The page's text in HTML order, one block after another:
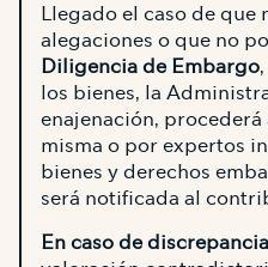
Llegado el caso de que
alegaciones o que no
Diligencia de Embargo
los bienes, la
enajenación,
misma o por expertos
bienes y derechos
será notificada al
En caso de discrepancia